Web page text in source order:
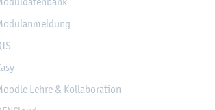
Lehre & Kol­la­bo­ra­ti­on